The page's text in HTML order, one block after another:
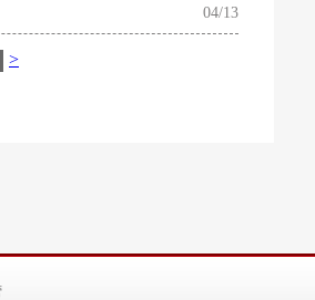
04/13
>